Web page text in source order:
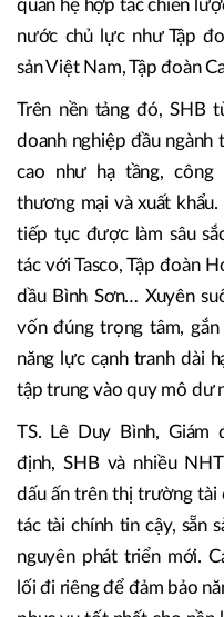
nâng cao hiệu quả phân
ngành, lĩnh vực liên quan.
bước vào giai đoạn hội
quan hệ hợp tác chiến
nước chủ lực như Tập
sản Việt Nam, Tập đoàn
Trên nền tảng đó, SHB
doanh nghiệp đầu
cao như hạ tầng, công
thương mại và xuất
tiếp tục được làm sâu
dầu Bình Sơn… Xuyên
vốn đúng trọng tâm,
năng lực cạnh tranh dài
tập trung vào quy mô dư
TS. Lê Duy Bình, Giám